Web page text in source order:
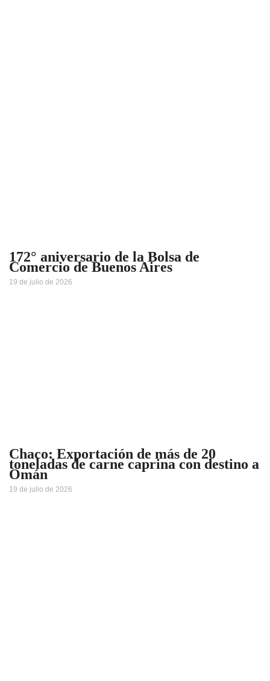
172° aniversario de la Bolsa de
Comercio de Buenos Aires
19 de julio de 2026
Chaco: Exportación de más de 20
toneladas de carne caprina con destino a
Omán
19 de julio de 2026